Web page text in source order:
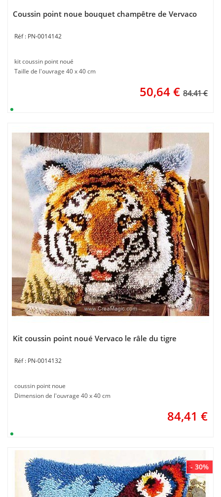
Coussin point noue bouquet champêtre de Vervaco
PN-0014142
kit coussin point noué
Taille de l'ouvrage 40 x 40 cm
50,64€ 84.41 €
Kit coussin point noué Vervaco le râle du tigre
PN-0014132
coussin point noue
Dimension de l'ouvrage 40 x 40 cm
84,41 €
- 30%